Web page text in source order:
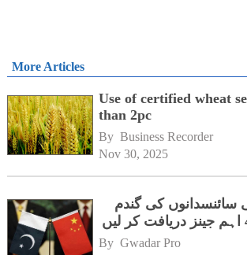
More Articles
Use of certified wheat
than 2pc
By Business Recorder
Nov 30, 2025
سائنسدانوں کی گندم
By Gwadar Pro